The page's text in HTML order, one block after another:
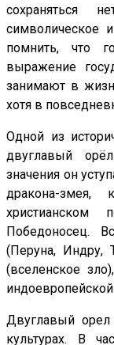
сохраняться
символическое
помнить, что
выражение
занимают в
хотя в
Одной из
двуглавый
значения он
дракона-
христианском
Победоносец.
(Перуна, Индру,
(вселенское
Двуглавый
культурах. В